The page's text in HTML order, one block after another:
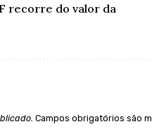
recorre do valor da
Campos obrigatórios são